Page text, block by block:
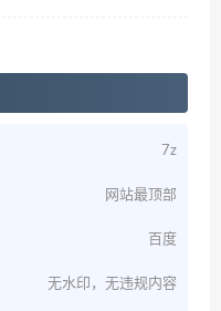
7z
网站最顶部
百度
无水印，无违规内容